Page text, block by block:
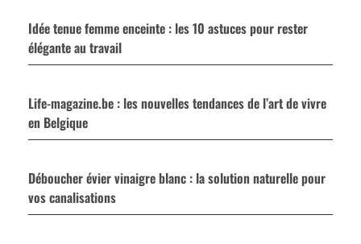
Idée tenue femme enceinte : les 10 astuces pour rester
élégante au travail
Life-magazine.be : les nouvelles tendances de l’art de vivre
en Belgique
Déboucher évier vinaigre blanc : la solution naturelle pour
vos canalisations